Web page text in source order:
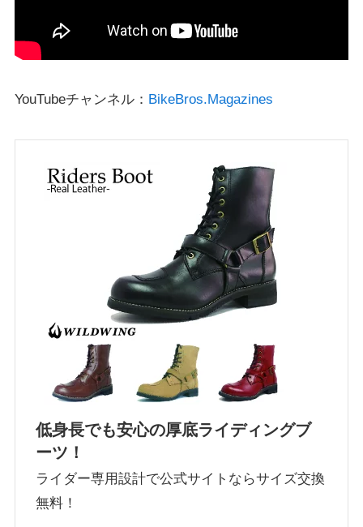
YouTubeチャンネル： BikeBros.Magazines
低身長でも安心の厚底ライディングブ
ーツ！
ライダー専用設計で公式サイトならサイズ交換
無料！